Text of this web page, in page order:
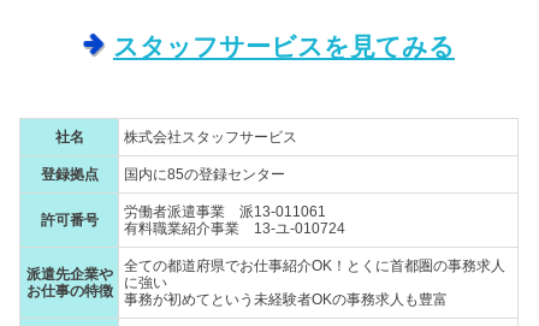
スタッフサービスを見てみる
社名 株式会社スタッフサービス
登録拠点 国内に85の登録センター
許可番号
労働者派遣事業 派13-011061
有料職業紹介事業 13-ユ-010724
派遣先企業や
お仕事の特徴
全ての都道府県でお仕事紹介OK！とくに首都圏の事務求人
に強い
事務が初めてという未経験者OKの事務求人も豊富